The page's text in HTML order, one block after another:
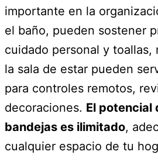
importante en la
el baño, pueden sostener
cuidado personal y toallas,
la sala de estar pueden
para controles remotos,
decoraciones. El potencial
bandejas es ilimitado,
cualquier espacio de tu